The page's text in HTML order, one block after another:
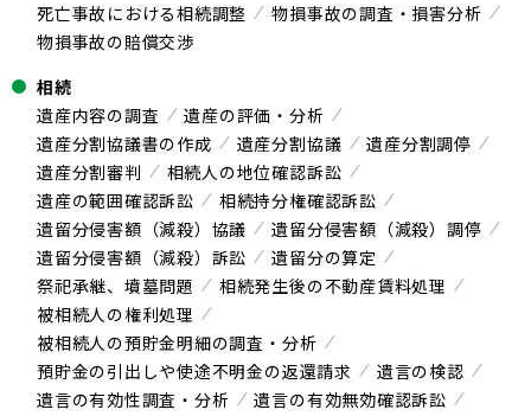
死亡事故における相続調整
物損事故の調査・損害分析
物損事故の賠償交渉
相続
遺産内容の調査
遺産の評価・分析
遺産分割協議書の作成
遺産分割協議
遺産分割調停
遺産分割審判
相続人の地位確認訴訟
遺産の範囲確認訴訟
相続持分権確認訴訟
遺留分侵害額（減殺）協議
遺留分侵害額（減殺）調停
遺留分侵害額（減殺）訴訟
遺留分の算定
祭祀承継、墳墓問題
相続発生後の不動産賃料処理
被相続人の権利処理
被相続人の預貯金明細の調査・分析
預貯金の引出しや使途不明金の返還請求
遺言の検認
遺言の有効性調査・分析
遺言の有効無効確認訴訟